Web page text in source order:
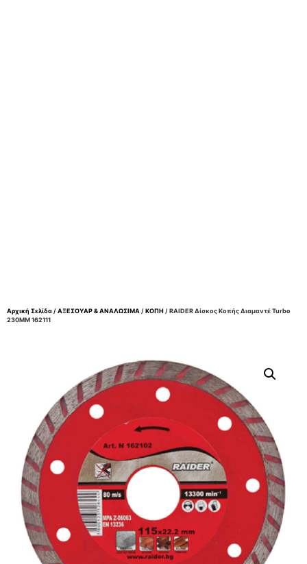
Αρχική Σελίδα/ΑΞΕΣΟΥΑΡ & ΑΝΑΛΩΣΙΜΑ /ΚΟΠΗ/ RAIDER Δίσκος Κοπής Διαμαντέ Turbo
230ΜΜ 162111